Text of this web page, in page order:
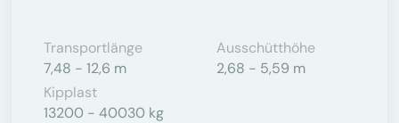
Transportlänge
7,48 - 12,6 m
Ausschütthöhe
2,68 - 5,59 m
Kipplast
13200 - 40030 kg